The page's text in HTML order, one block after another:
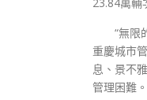
“無限
重慶城市
息、景不
管理困難。